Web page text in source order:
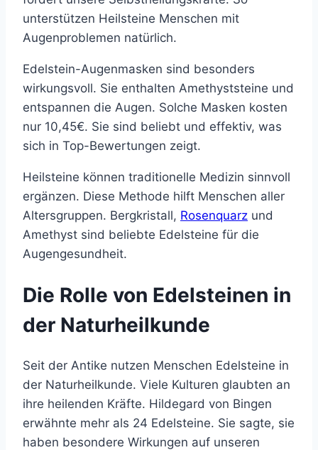
unterstützen Heilsteine Menschen mit
Augenproblemen natürlich.
Edelstein-Augenmasken sind besonders
wirkungsvoll. Sie enthalten Amethyststeine und
entspannen die Augen. Solche Masken kosten
nur 10,45€. Sie sind beliebt und effektiv, was
sich in Top-Bewertungen zeigt.
Heilsteine können traditionelle Medizin sinnvoll
ergänzen. Diese Methode hilft Menschen aller
Altersgruppen. Bergkristall, Rosenquarz und
Amethyst sind beliebte Edelsteine für die
Augengesundheit.
Die Rolle von Edelsteinen in
der Naturheilkunde
Seit der Antike nutzen Menschen Edelsteine in
der Naturheilkunde. Viele Kulturen glaubten an
ihre heilenden Kräfte. Hildegard von Bingen
erwähnte mehr als 24 Edelsteine. Sie sagte, sie
haben besondere Wirkungen auf unseren